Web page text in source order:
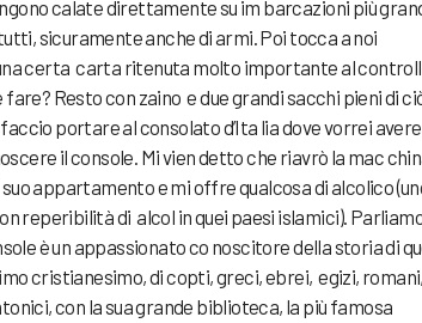
calate direttamente su im barcazioni più
sicuramente anche di armi. Poi tocca a noi
certa carta ritenuta molto importante al
Resto con zaino e due grandi sacchi pieni di
portare al consolato d’Ita lia dove vorrei avere
il console. Mi vien detto che riavrò la mac
appartamento e mi offre qualcosa di alcolico
reperibilità di alcol in quei paesi islamici).
è un appassionato co noscitore della storia di
cristianesimo, di copti, greci, ebrei, egizi, romani,
con la sua grande biblioteca, la più famosa